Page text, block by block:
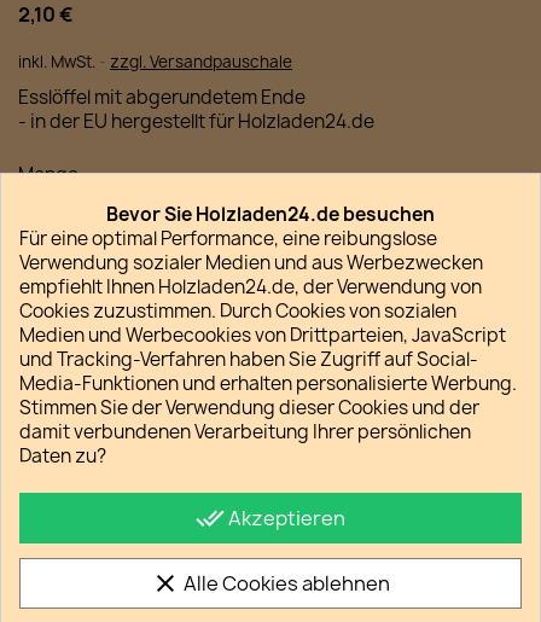
2,10 €
inkl. MwSt. zzgl. Versandpauschale
Esslöffel mit abgerundetem Ende
- in der EU hergestellt fürHolzladen24.de
Menge
 IN DEN WARENKORB
Lieferfrist regulär 2-5 Werktage
Teilen
Datenschutz
So schützen wir Ihre Daten
Verpackung und Versand
Unsere Versandkostenpauschalen
Bevor Sie Holzladen24.de besuchen
Für eine optimal Performance, eine reibungslose
Verwendung sozialer Medien und aus Werbezwecken
empfiehlt Ihnen Holzladen24.de, der Verwendung von
Cookies zuzustimmen. Durch Cookies von sozialen
Medien und Werbecookies von Drittparteien, JavaScript
und Tracking-Verfahren haben Sie Zugriff auf Social-
Media-Funktionen und erhalten personalisierte Werbung.
Stimmen Sie der Verwendung dieser Cookies und der
damit verbundenen Verarbeitung Ihrer persönlichen
Daten zu?
done_allAkzeptieren
clear Alle Cookies ablehnen